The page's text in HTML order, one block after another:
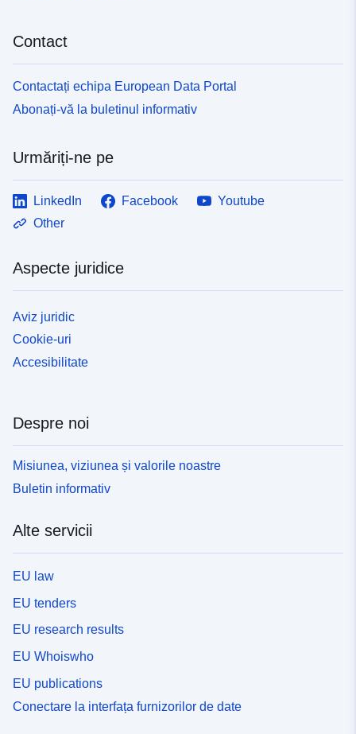
Contact
Contactați echipa European Data Portal
Abonați-vă la buletinul informativ
Urmăriți-ne pe
LinkedIn Facebook
Youtube
Other
Aspecte juridice
Aviz juridic
Cookie-uri
Accesibilitate
Despre noi
Misiunea, viziunea și valorile noastre
Buletin informativ
Alte servicii
EU law
EU tenders
EU research results
EU Whoiswho
EU publications
Conectare la interfața furnizorilor de date